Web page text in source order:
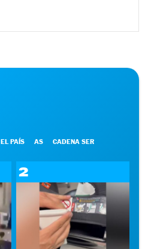
EL PAÍS AS CADENA SER
2